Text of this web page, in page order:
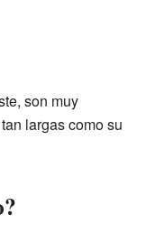
son muy
largas como su